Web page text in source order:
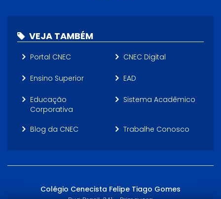
VEJA TAMBÉM
Portal CNEC CNEC Digital
Ensino Superior EAD
Educação
Corporativa
Sistema Acadêmico
Blog da CNEC Trabalhe Conosco
Colégio Cenecista Felipe Tiago Gomes